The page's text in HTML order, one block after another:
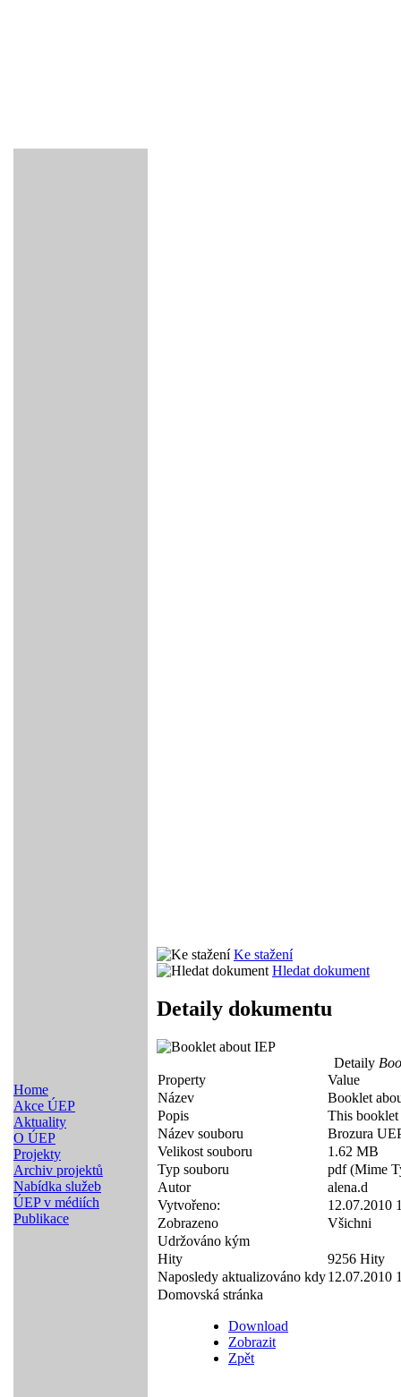
Home
Akce ÚEP
Aktuality
O ÚEP
Projekty
Archiv projektů
Nabídka služeb
ÚEP v médiích
Publikace
Ke stažení
Hledat dokument
Detaily dokumentu
Detaily
Property
Value
Název
Booklet
Popis
This booklet
Název souboru
Brozura
Velikost souboru
1.62 MB
Typ souboru
pdf (Mime
Autor
alena.d
Vytvořeno:
12.07.2010
Zobrazeno
Všichni
Udržováno kým
Hity
9256 Hity
Naposledy aktualizováno kdy12.07.2010
Domovská stránka
Download
Zobrazit
Zpět